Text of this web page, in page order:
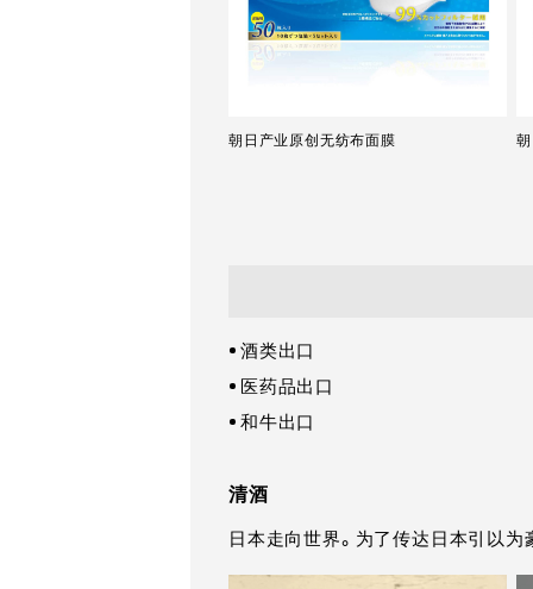
朝日产业原创无纺布面膜
酒类出口
医药品出口
和牛出口
清酒
日本走向世界。为了传达日本引以